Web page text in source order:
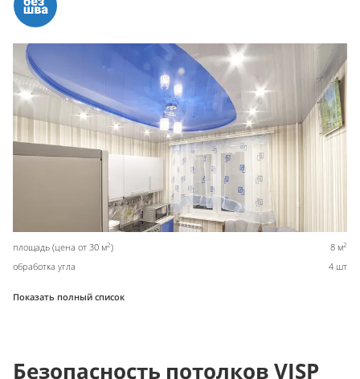
площадь (цена от 30 м2) 8 м2
обработка угла 4 шт
Показать полный список
Безопасность потолков VISP